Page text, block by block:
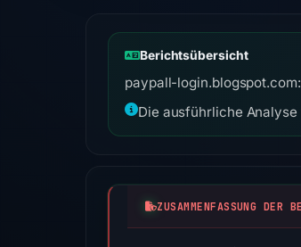
Berichtsübersicht
paypall-
Die ausführliche
ZUSAMMENFASSUNG DER